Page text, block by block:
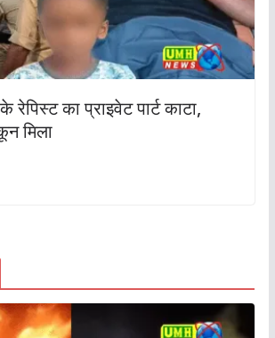
रेपिस्ट का प्राइवेट पार्ट काटा,
मिला